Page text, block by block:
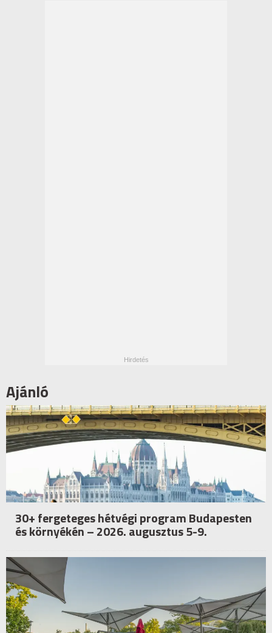
Ajánló
30+ fergeteges hétvégi program Budapesten
és környékén – 2026. augusztus 5-9.